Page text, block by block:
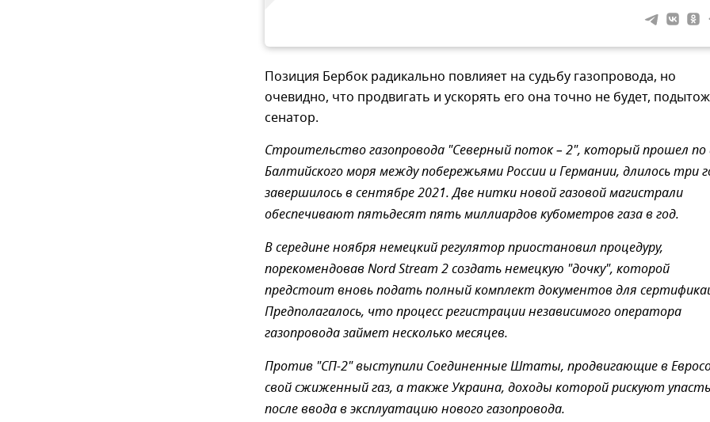
Позиция Бербок радикально повлияет на судьбу газопровода, но
очевидно, что продвигать и ускорять его она точно не будет,
сенатор.
Строительство газопровода "Северный поток – 2", который прошел по
Балтийского моря между побережьями России и Германии, длилось три
завершилось в сентябре 2021. Две нитки новой газовой магистрали
обеспечивают пятьдесят пять миллиардов кубометров газа в год.
В середине ноября немецкий регулятор приостановил процедуру,
порекомендовав Nord Stream 2 создать немецкую "дочку", которой
предстоит вновь подать полный комплект документов для
Предполагалось, что процесс регистрации независимого оператора
газопровода займет несколько месяцев.
Против "СП-2" выступили Соединенные Штаты, продвигающие в
свой сжиженный газ, а также Украина, доходы которой рискуют упасть
после ввода в эксплуатацию нового газопровода.